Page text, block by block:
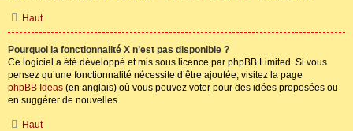
Haut
Pourquoi la fonctionnalité X n’est pas disponible ?
Ce logiciel a été développé et mis sous licence par phpBB Limited. Si vous
pensez qu’une fonctionnalité nécessite d’être ajoutée, visitez la page
phpBB Ideas (en anglais) où vous pouvez voter pour des idées proposées ou
en suggérer de nouvelles.
Haut